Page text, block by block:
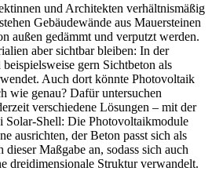
und Architekten verhältnismäßig
Gebäudewände aus Mauersteinen
außen gedämmt und verputzt werden.
aber sichtbar bleiben: In der
gern Sichtbeton als
Auch dort könnte Photovoltaik
wie genau? Dafür untersuchen
verschiedene Lösungen – mit der
Solar-Shell: Die Photovoltaikmodule
ausrichten, der Beton passt sich als
dieser Maßgabe an, sodass sich auch
dreidimensionale Struktur verwandelt.